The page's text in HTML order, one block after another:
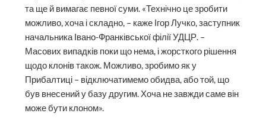
та ще й вимагає певної суми. «Технічно це зробити
можливо, хоча і складно, – каже Ігор Лучко, заступник
начальника Івано-Франківської філії УДЦР. –
Масових випадків поки що нема, і жорсткого рішення
щодо клонів також. Можливо, зробимо як у
Прибалтиці – відключатимемо обидва, або той, що
був внесений у базу другим. Хоча не завжди саме він
може бути клоном».